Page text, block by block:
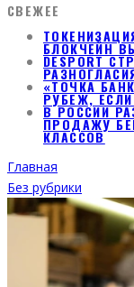
СВЕЖЕЕ
БЛОКЧЕЙН
DESPORT
«ТОЧКА
РУБЕЖ,
В РОССИИ
ПРОДАЖУ
КЛАССОВ
Главная
Без рубрики